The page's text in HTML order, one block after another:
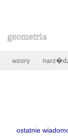
geometria
wzory
ostatnie